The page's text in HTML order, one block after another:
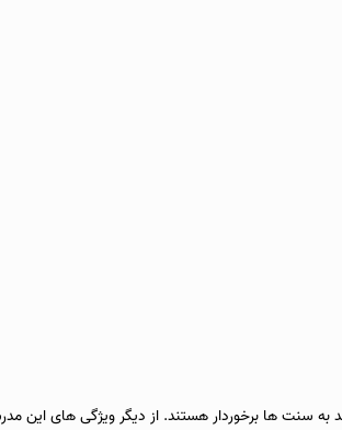
به سنت ها برخوردار هستند. از دیگر ویژگی های این